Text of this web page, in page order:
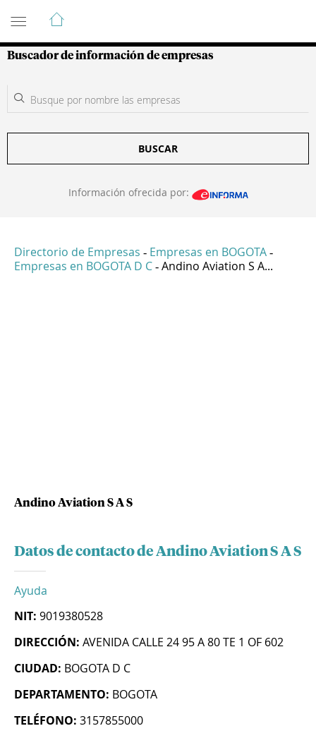
Guía de Empresas Colombianas
Buscador de información de empresas
BUSCAR
Información ofrecida por:
Directorio de Empresas - Empresas en BOGOTA -
Empresas en BOGOTA D C - Andino Aviation S A...
Andino Aviation S A S
Datos de contacto de Andino Aviation S A S
Ayuda
NIT: 9019380528
DIRECCIÓN: AVENIDA CALLE 24 95 A 80 TE 1 OF 602
CIUDAD: BOGOTA D C
DEPARTAMENTO: BOGOTA
TELÉFONO: 3157855000